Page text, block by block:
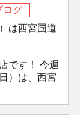
ログ
は西宮国道
です！ 今週
）は、西宮